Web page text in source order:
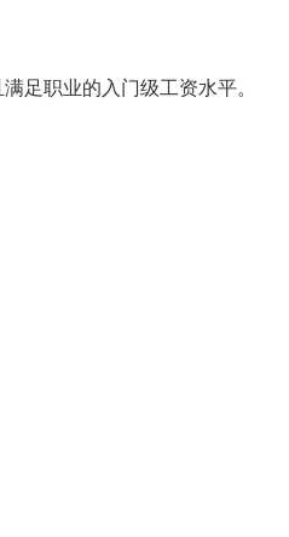
足职业的入门级工资水平。